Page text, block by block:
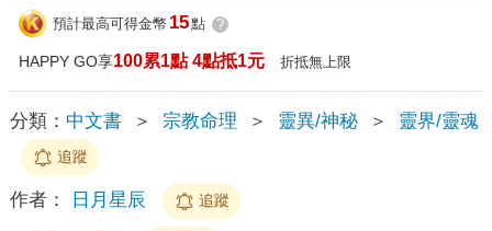
預計最高可得金幣 15點 ?
HAPPY GO享100累1點 4點抵1元 折抵無上限
分類： 中文書 ＞ 宗教命理 ＞ 靈異/神秘 ＞ 靈界/靈魂
追蹤
作者： 日月星辰 追蹤